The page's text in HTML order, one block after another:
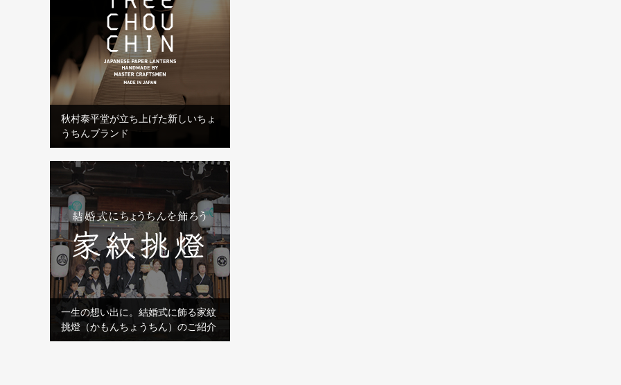
秋村泰平堂が立ち上げた新しいちょ
うちんブランド
一生の想い出に。結婚式に飾る家紋
挑燈（かもんちょうちん）のご紹介